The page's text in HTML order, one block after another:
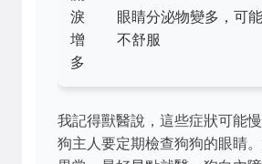
淚
增
多
眼睛分泌物變多，可能
不舒服
我記得獸醫說，這些症狀可能
狗主人要定期檢查狗狗的眼睛